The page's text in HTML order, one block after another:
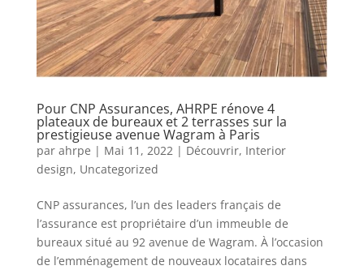
Pour CNP Assurances, AHRPE rénove 4
plateaux de bureaux et 2 terrasses sur la
prestigieuse avenue Wagram à Paris
par ahrpe | Mai 11, 2022| Découvrir, Interior
design, Uncategorized
CNP assurances, l’un des leaders français de
l’assurance est propriétaire d’un immeuble de
bureaux situé au 92 avenue de Wagram. À l’occasion
de l’emménagement de nouveaux locataires dans